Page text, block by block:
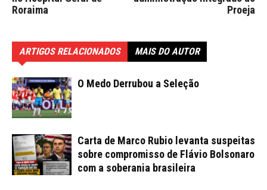
Roraima
Proeja
ARTIGOS RELACIONADOS MAIS DO AUTOR
O Medo Derrubou a Seleção
Carta de Marco Rubio levanta suspeitas
sobre compromisso de Flávio Bolsonaro
com a soberania brasileira